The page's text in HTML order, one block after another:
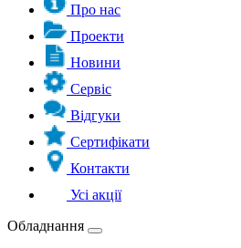
Про нас
Проекти
Новини
Сервіс
Відгуки
Сертифікати
Контакти
Усі акції
Обладнання